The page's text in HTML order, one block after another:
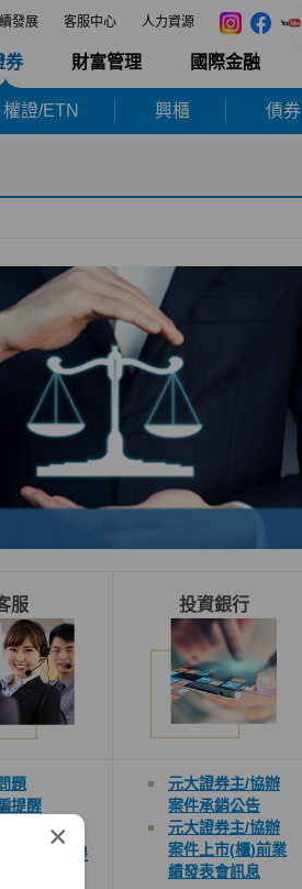
發展 客服中心 人力資源
券 財富管理 國際金融
權證/ETN 興櫃 債券
×
服 投資銀行
題
提醒
學習專區
成通知信提
元大證券主/協辦
案件承銷公告
元大證券主/協辦
案件上市(櫃)前業
績發表會訊息